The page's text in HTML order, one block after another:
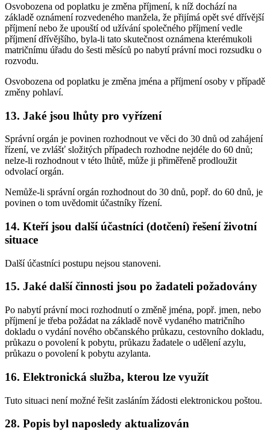
Osvobozena od poplatku je změna příjmení, k níž dochází na
základě oznámení rozvedeného manžela, že přijímá opět své dřívější
příjmení nebo že upouští od užívání společného příjmení vedle
příjmení dřívějšího, byla-li tato skutečnost oznámena kterémukoli
matričnímu úřadu do šesti měsíců po nabytí právní moci rozsudku o
rozvodu.
Osvobozena od poplatku je změna jména a příjmení osoby v případě
změny pohlaví.
13. Jaké jsou lhůty pro vyřízení
Správní orgán je povinen rozhodnout ve věci do 30 dnů od zahájení
řízení, ve zvlášť složitých případech rozhodne nejdéle do 60 dnů;
nelze-li rozhodnout v této lhůtě, může ji přiměřeně prodloužit
odvolací orgán.
Nemůže-li správní orgán rozhodnout do 30 dnů, popř. do 60 dnů, je
povinen o tom uvědomit účastníky řízení.
14. Kteří jsou další účastníci (dotčení) řešení životní
situace
Další účastníci postupu nejsou stanoveni.
15. Jaké další činnosti jsou po žadateli požadovány
Po nabytí právní moci rozhodnutí o změně jména, popř. jmen, nebo
příjmení je třeba požádat na základě nově vydaného matričního
dokladu o vydání nového občanského průkazu, cestovního dokladu,
průkazu o povolení k pobytu, průkazu žadatele o udělení azylu,
průkazu o povolení k pobytu azylanta.
16. Elektronická služba, kterou lze využít
Tuto situaci není možné řešit zasláním žádosti elektronickou poštou.
28. Popis byl naposledy aktualizován